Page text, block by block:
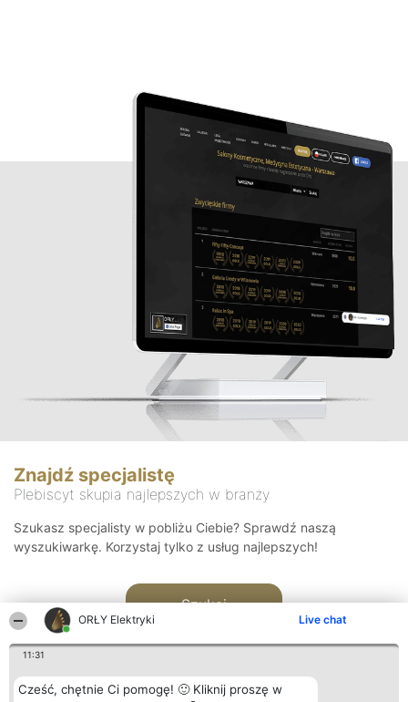
ORŁY Elektryki Live chat
11:31
Cześć, chętnie Ci pomogę! 🙂 Kliknij proszę w
Znajdź specjalistę
Plebiscyt skupia najlepszych w branży
Szukasz specjalisty w pobliżu Ciebie? Sprawdź naszą
wyszukiwarkę. Korzystaj tylko z usług najlepszych!
Szukaj